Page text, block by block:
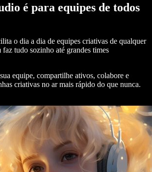
é para equipes de todos
o dia a dia de equipes criativas de qualquer
tudo sozinho até grandes times
equipe, compartilhe ativos, colabore e
criativas no ar mais rápido do que nunca.